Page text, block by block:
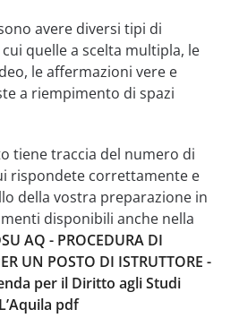
avere diversi tipi di
quelle a scelta multipla, le
le affermazioni vere e
a riempimento di spazi
tiene traccia del numero di
rispondete correttamente e
della vostra preparazione in
disponibili anche nella
AQ - PROCEDURA DI
UN POSTO DI ISTRUTTORE -
per il Diritto agli Studi
pdf